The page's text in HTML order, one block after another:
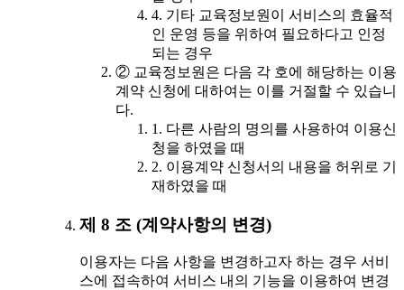
4. 기타 교육정보원이 서비스의 효율적
인 운영 등을 위하여 필요하다고 인정
되는 경우
② 교육정보원은 다음 각 호에 해당하는 이용
계약 신청에 대하여는 이를 거절할 수 있습니
다.
1. 다른 사람의 명의를 사용하여 이용신
청을 하였을 때
2. 이용계약 신청서의 내용을 허위로 기
재하였을 때
제 8 조 (계약사항의 변경)
이용자는 다음 사항을 변경하고자 하는 경우 서비
스에 접속하여 서비스 내의 기능을 이용하여 변경